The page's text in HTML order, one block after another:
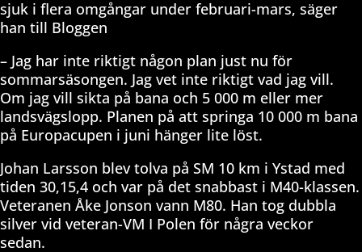
sjuk i flera omgångar under februari-mars, säger
han till Bloggen
– Jag har inte riktigt någon plan just nu för
sommarsäsongen. Jag vet inte riktigt vad jag vill.
Om jag vill sikta på bana och 5 000 m eller mer
landsvägslopp. Planen på att springa 10 000 m bana
på Europacupen i juni hänger lite löst.
Johan Larsson blev tolva på SM 10 km i Ystad med
tiden 30,15,4 och var på det snabbast i M40-klassen.
Veteranen Åke Jonson vann M80. Han tog dubbla
silver vid veteran-VM I Polen för några veckor
sedan.